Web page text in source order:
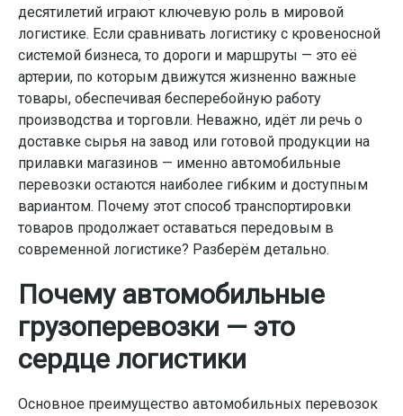
десятилетий играют ключевую роль в мировой
логистике. Если сравнивать логистику с кровеносной
системой бизнеса, то дороги и маршруты — это её
артерии, по которым движутся жизненно важные
товары, обеспечивая бесперебойную работу
производства и торговли. Неважно, идёт ли речь о
доставке сырья на завод или готовой продукции на
прилавки магазинов — именно автомобильные
перевозки остаются наиболее гибким и доступным
вариантом. Почему этот способ транспортировки
товаров продолжает оставаться передовым в
современной логистике? Разберём детально.
Почему автомобильные
грузоперевозки — это
сердце логистики
Основное преимущество автомобильных перевозок